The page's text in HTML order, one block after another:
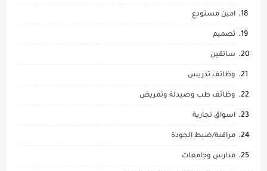
امين مستودع
تصميم
سائقين
وظائف تدريس
وظائف طب وصيدلة وتمريض
اسواق تجارية
مراقبة/ضبط الجودة
مدارس وجامعات